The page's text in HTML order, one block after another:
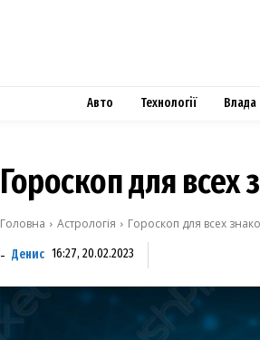
Авто Технології Влада
Гороскоп для всех
Головна Астрологія Гороскоп для всех
- Денис 16:27, 20.02.2023